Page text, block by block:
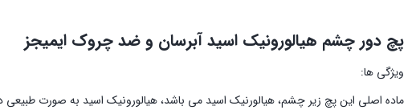
پچ دور چشم هیالورونیک اسید آبرسان و ضد چروک ایمیجز
ویژگی ها:
ماده اصلی این پچ زیر چشم، هیالورنیک اسید می باشد، هیالورونیک اسید به صورت